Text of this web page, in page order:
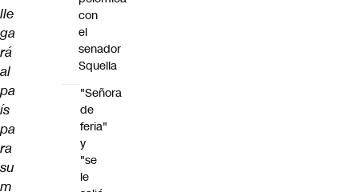
lle
ga
rá
al
pa
ís
pa
ra
su
m
con
el
senador
Squella
"Señora
de
feria"
y
"se
le